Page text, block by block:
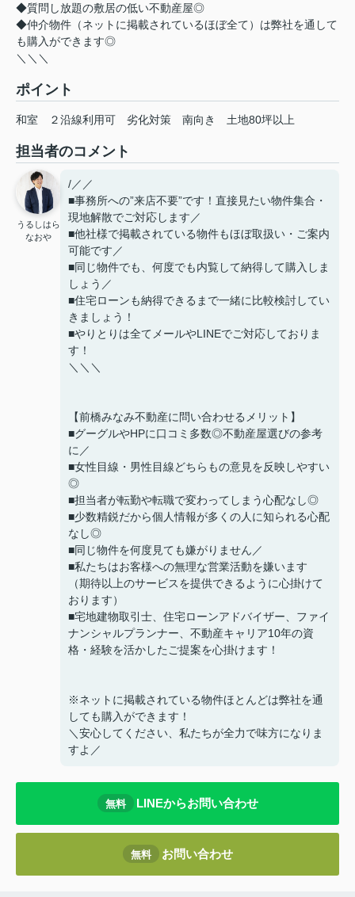
◆質問し放題の敷居の低い不動産屋◎
◆仲介物件（ネットに掲載されているほぼ全て）は弊社を通して
も購入ができます◎
＼＼＼
ポイント
和室 ２沿線利用可 劣化対策 南向き 土地80坪以上
担当者のコメント
うるしはら
なおや
/／／
■事務所への”来店不要”です！直接見たい物件集合・
現地解散でご対応します／
■他社様で掲載されている物件もほぼ取扱い・ご案内
可能です／
■同じ物件でも、何度でも内覧して納得して購入しま
しょう／
■住宅ローンも納得できるまで一緒に比較検討してい
きましょう！
■やりとりは全てメールやLINEでご対応しておりま
す！
＼＼＼
【前橋みなみ不動産に問い合わせるメリット】
■グーグルやHPに口コミ多数◎不動産屋選びの参考
に／
■女性目線・男性目線どちらもの意見を反映しやすい
◎
■担当者が転勤や転職で変わってしまう心配なし◎
■少数精鋭だから個人情報が多くの人に知られる心配
なし◎
■同じ物件を何度見ても嫌がりません／
■私たちはお客様への無理な営業活動を嫌います
（期待以上のサービスを提供できるように心掛けて
おります）
■宅地建物取引士、住宅ローンアドバイザー、ファイ
ナンシャルプランナー、不動産キャリア10年の資
格・経験を活かしたご提案を心掛けます！
※ネットに掲載されている物件ほとんどは弊社を通
しても購入ができます！
＼安心してください、私たちが全力で味方になりま
すよ／
無料 LINEからお問い合わせ
無料 お問い合わせ